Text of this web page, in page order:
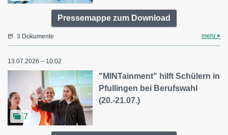
Pressemappe zum Download
3 Dokumente mehr
13.07.2026 – 10:02
7
"MINTainment" hilft Schülern in
Pfullingen bei Berufswahl
(20.-21.07.)